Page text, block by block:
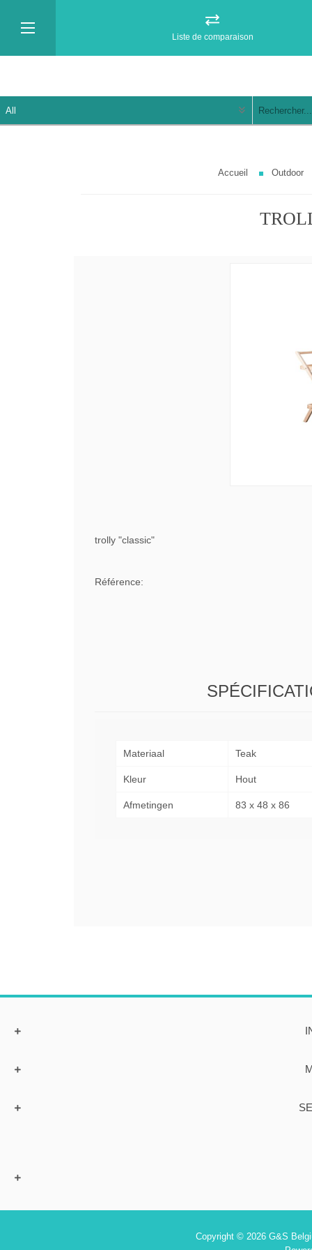
Liste de comparaison
Accueil Outdoor
trolly "classic"
Référence:
Materiaal Teak
Kleur Hout
Afmetingen 83 x 48 x 86
Copyright © 2026 G&S